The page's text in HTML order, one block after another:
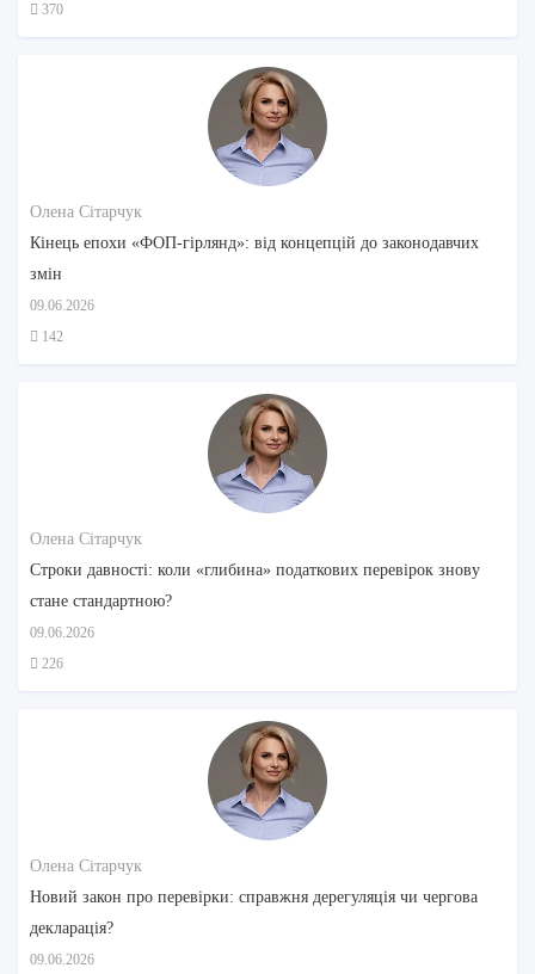
370
Олена Сітарчук
Кінець епохи «ФОП-гірлянд»: від концепцій до законодавчих
змін
09.06.2026
142
Олена Сітарчук
Строки давності: коли «глибина» податкових перевірок знову
стане стандартною?
09.06.2026
226
Олена Сітарчук
Новий закон про перевірки: справжня дерегуляція чи чергова
декларація?
09.06.2026